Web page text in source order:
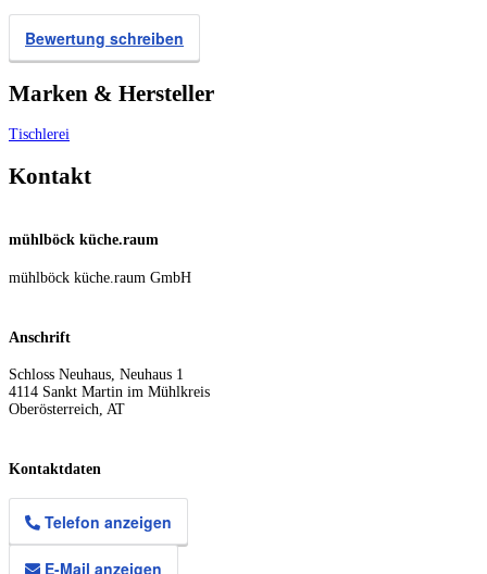
Bewertung schreiben
Marken & Hersteller
Tischlerei
Kontakt
mühlböck küche.raum
mühlböck küche.raum GmbH
Anschrift
Schloss Neuhaus, Neuhaus 1
4114 Sankt Martin im Mühlkreis
Oberösterreich, AT
Kontaktdaten
Telefon anzeigen
E-Mail anzeigen